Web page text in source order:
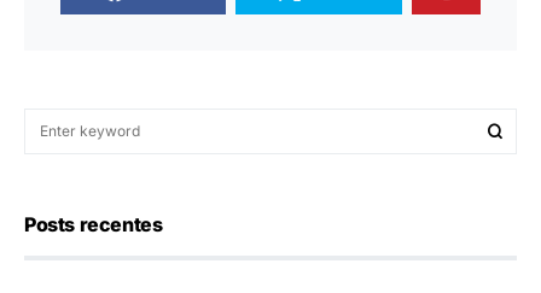
Posts recentes